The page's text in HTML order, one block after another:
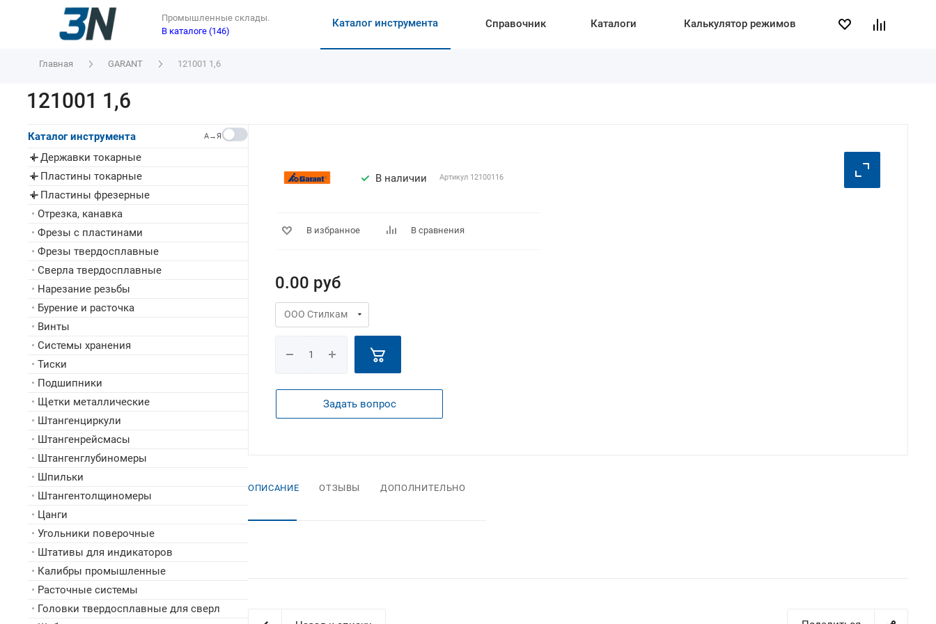
Промышленные склады.
В каталоге (146)
Каталог инструмента Справочник Каталоги Калькулятор режимов
Главная GARANT 121001 1,6
121001 1,6
В наличии Артикул 12100116
В избранное В сравнения
0.00 руб
Задать вопрос
ОПИСАНИЕ ОТЗЫВЫ ДОПОЛНИТЕЛЬНО
Каталог инструмента A→Я
▸ Державки токарные
▸ Пластины токарные
▸ Пластины фрезерные
• Отрезка, канавка
• Фрезы с пластинами
• Фрезы твердосплавные
• Сверла твердосплавные
• Нарезание резьбы
• Бурение и расточка
• Винты
• Системы хранения
• Тиски
• Подшипники
• Щетки металлические
• Штангенциркули
• Штангенрейсмасы
• Штангенглубиномеры
• Шпильки
• Штангентолщиномеры
• Цанги
• Угольники поверочные
• Штативы для индикаторов
• Калибры промышленные
• Расточные системы
• Головки твердосплавные для сверл